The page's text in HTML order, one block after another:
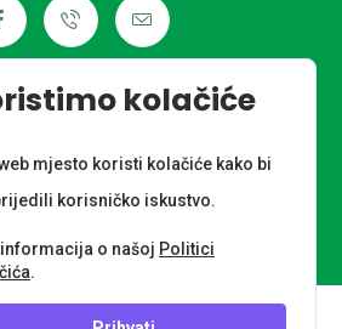
prava pridržana. Izrada web stranice:
grupa d.o.o.
kolačiće
mjesto koristi kolačiće kako bi
korisničko iskustvo.
o našoj Politici
.